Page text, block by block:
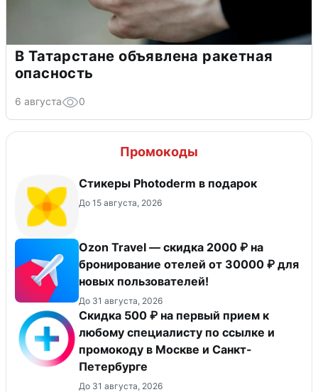
В Татарстане объявлена ракетная
опасность
6 августа 0
Промокоды
Стикеры Photoderm в подарок
До 15 августа, 2026
Ozon Travel — скидка 2000 ₽ на
бронирование отелей от 30000 ₽ для
новых пользователей!
До 31 августа, 2026
Скидка 500 ₽ на первый прием к
любому специалисту по ссылке и
промокоду в Москве и Санкт-
Петербурге
До 31 августа, 2026